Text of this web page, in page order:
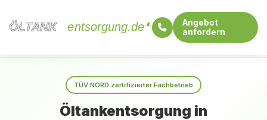
ÖLTANK
ÖLTANK entsorgung.de
Angebot
anfordern
TÜV NORD zertifizierter Fachbetrieb
Öltankentsorgung in